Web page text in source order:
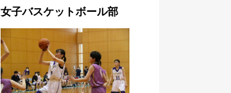
女子バスケットボール部